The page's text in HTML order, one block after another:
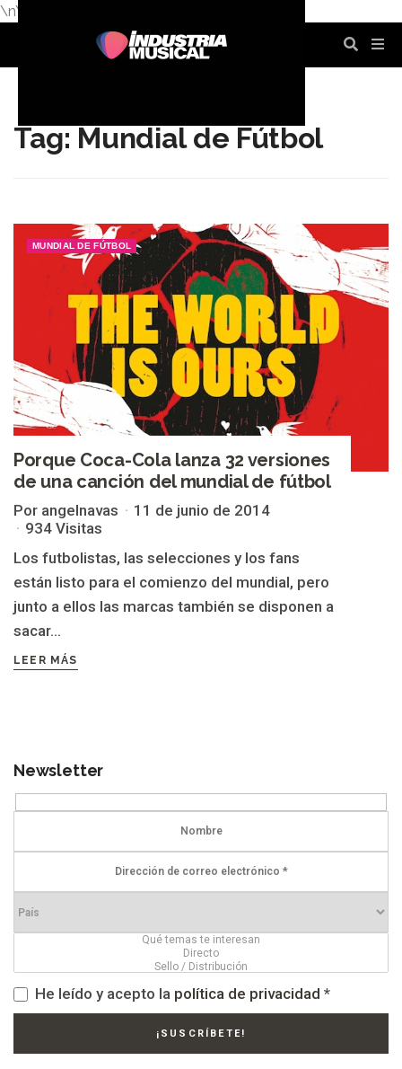
\n\n
Tag: Mundial de Fútbol
MUNDIAL DE FÚTBOL
Porque Coca-Cola lanza 32 versiones
de una canción del mundial de fútbol
Por angelnavas
11 de junio de 2014
934 Visitas
Los futbolistas, las selecciones y los fans
están listo para el comienzo del mundial, pero
junto a ellos las marcas también se disponen a
sacar...
LEER MÁS
Newsletter
He leído y acepto la política de privacidad *